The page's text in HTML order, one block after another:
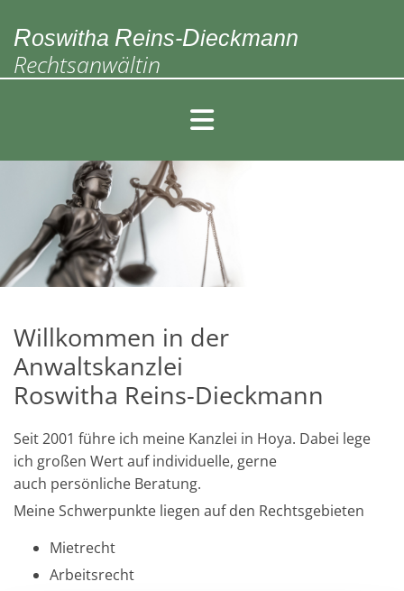
Roswitha Reins-Dieckmann
Rechtsanwältin
Willkommen in der
Anwaltskanzlei
Roswitha Reins-Dieckmann
Seit 2001 führe ich meine Kanzlei in Hoya. Dabei lege
ich großen Wert auf individuelle, gerne
auch persönliche Beratung.
Meine Schwerpunkte liegen auf den Rechtsgebieten
Mietrecht
Arbeitsrecht